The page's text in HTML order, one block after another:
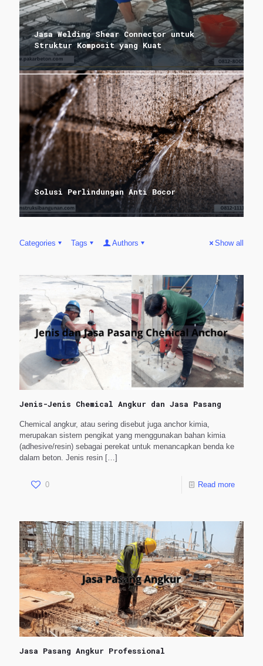
Jasa Welding Shear Connector untuk
Struktur Komposit yang Kuat
Solusi Perlindungan Anti Bocor
Categories Tags Authors Show all
Jenis-Jenis Chemical Angkur dan Jasa Pasang
Chemical angkur, atau sering disebut juga anchor kimia,
merupakan sistem pengikat yang menggunakan bahan kimia
(adhesive/resin) sebagai perekat untuk menancapkan benda ke
dalam beton. Jenis resin […]
0 Read more
Jasa Pasang Angkur Professional